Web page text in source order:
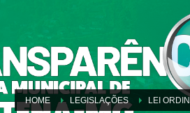
HOME LEGISLAÇÕES LEI